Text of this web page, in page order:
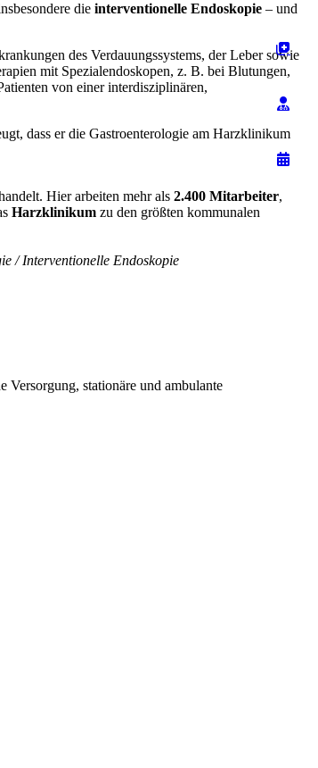
die interventionelle Endoskopie – und
des Verdauungssystems, der Leber sowie
mit Spezialendoskopen, z. B. bei Blutungen,
von einer interdisziplinären,
dass er die Gastroenterologie am Harzklinikum
Hier arbeiten mehr als 2.400 Mitarbeiter,
Harzklinikum zu den größten kommunalen
/ Interventionelle Endoskopie
stationäre und ambulante